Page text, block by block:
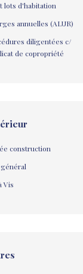
lots d'habitation
annuelles (ALUR)
diligentées c/
de copropriété
construction
général
Vis